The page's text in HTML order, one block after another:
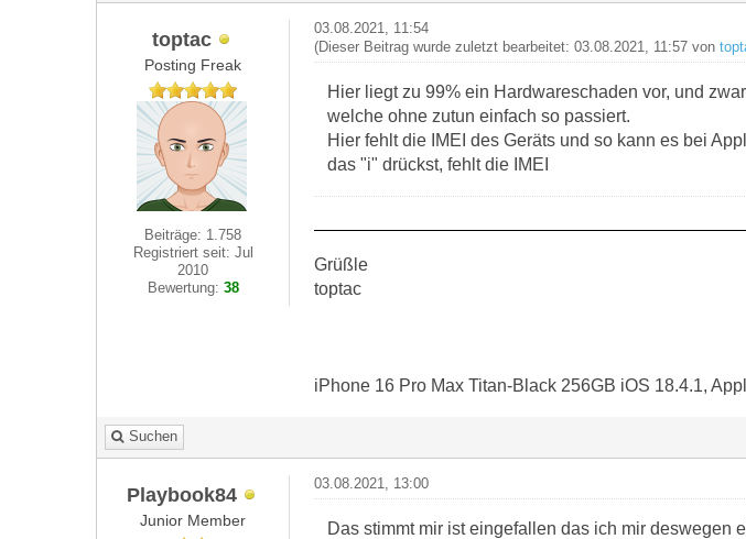
toptac
Posting Freak
Beiträge: 1.758
Registriert seit: Jul
2010
Bewertung: 38
03.08.2021, 11:54
(Dieser Beitrag wurde zuletzt bearbeitet: 03.08.2021, 11:57 von
Hier liegt zu 99% ein Hardwareschaden vor, und
welche ohne zutun einfach so passiert.
Hier fehlt die IMEI des Geräts und so kann es bei
das "i" drückst, fehlt die IMEI
Grüßle
toptac
iPhone 16 Pro Max Titan-Black 256GB iOS 18.4.1,
Suchen
Playbook84
Junior Member
03.08.2021, 13:00
Das stimmt mir ist eingefallen das ich mir deswegen